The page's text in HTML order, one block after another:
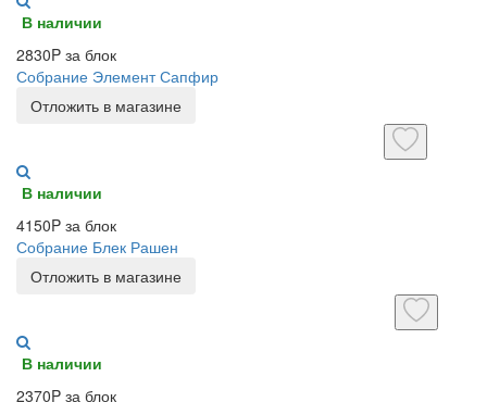
В наличии
2830P за блок
Собрание Элемент Сапфир
Отложить в магазине
В наличии
4150P за блок
Собрание Блек Рашен
Отложить в магазине
В наличии
2370P за блок